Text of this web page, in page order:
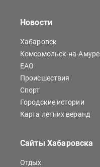
Новости
Хабаровск
Комсомольск-на-Амуре
ЕАО
Происшествия
Спорт
Городские истории
Карта летних веранд
Сайты Хабаровска
Отдых